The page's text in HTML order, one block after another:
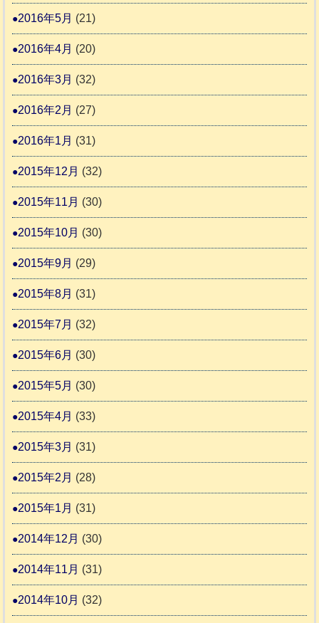
2016年5月 (21)
2016年4月 (20)
2016年3月 (32)
2016年2月 (27)
2016年1月 (31)
2015年12月 (32)
2015年11月 (30)
2015年10月 (30)
2015年9月 (29)
2015年8月 (31)
2015年7月 (32)
2015年6月 (30)
2015年5月 (30)
2015年4月 (33)
2015年3月 (31)
2015年2月 (28)
2015年1月 (31)
2014年12月 (30)
2014年11月 (31)
2014年10月 (32)